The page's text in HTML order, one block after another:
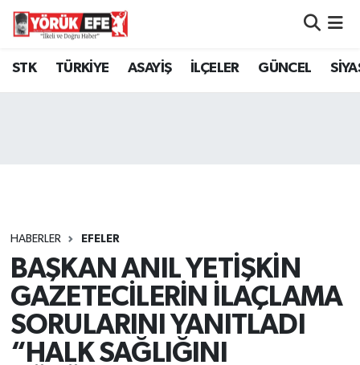
STK TÜRKİYE ASAYİŞ İLÇELER GÜNCEL
HABERLER EFELER
BAŞKAN ANIL YETİŞKİN
GAZETECİLERİN İLAÇLAMA
SORULARINI YANITLADI
“HALK SAĞLIĞINI
Aydın Nöbetçi Eczaneler
Tüm Manşetler
Son Dakika Haberleri
Haber Arşivi